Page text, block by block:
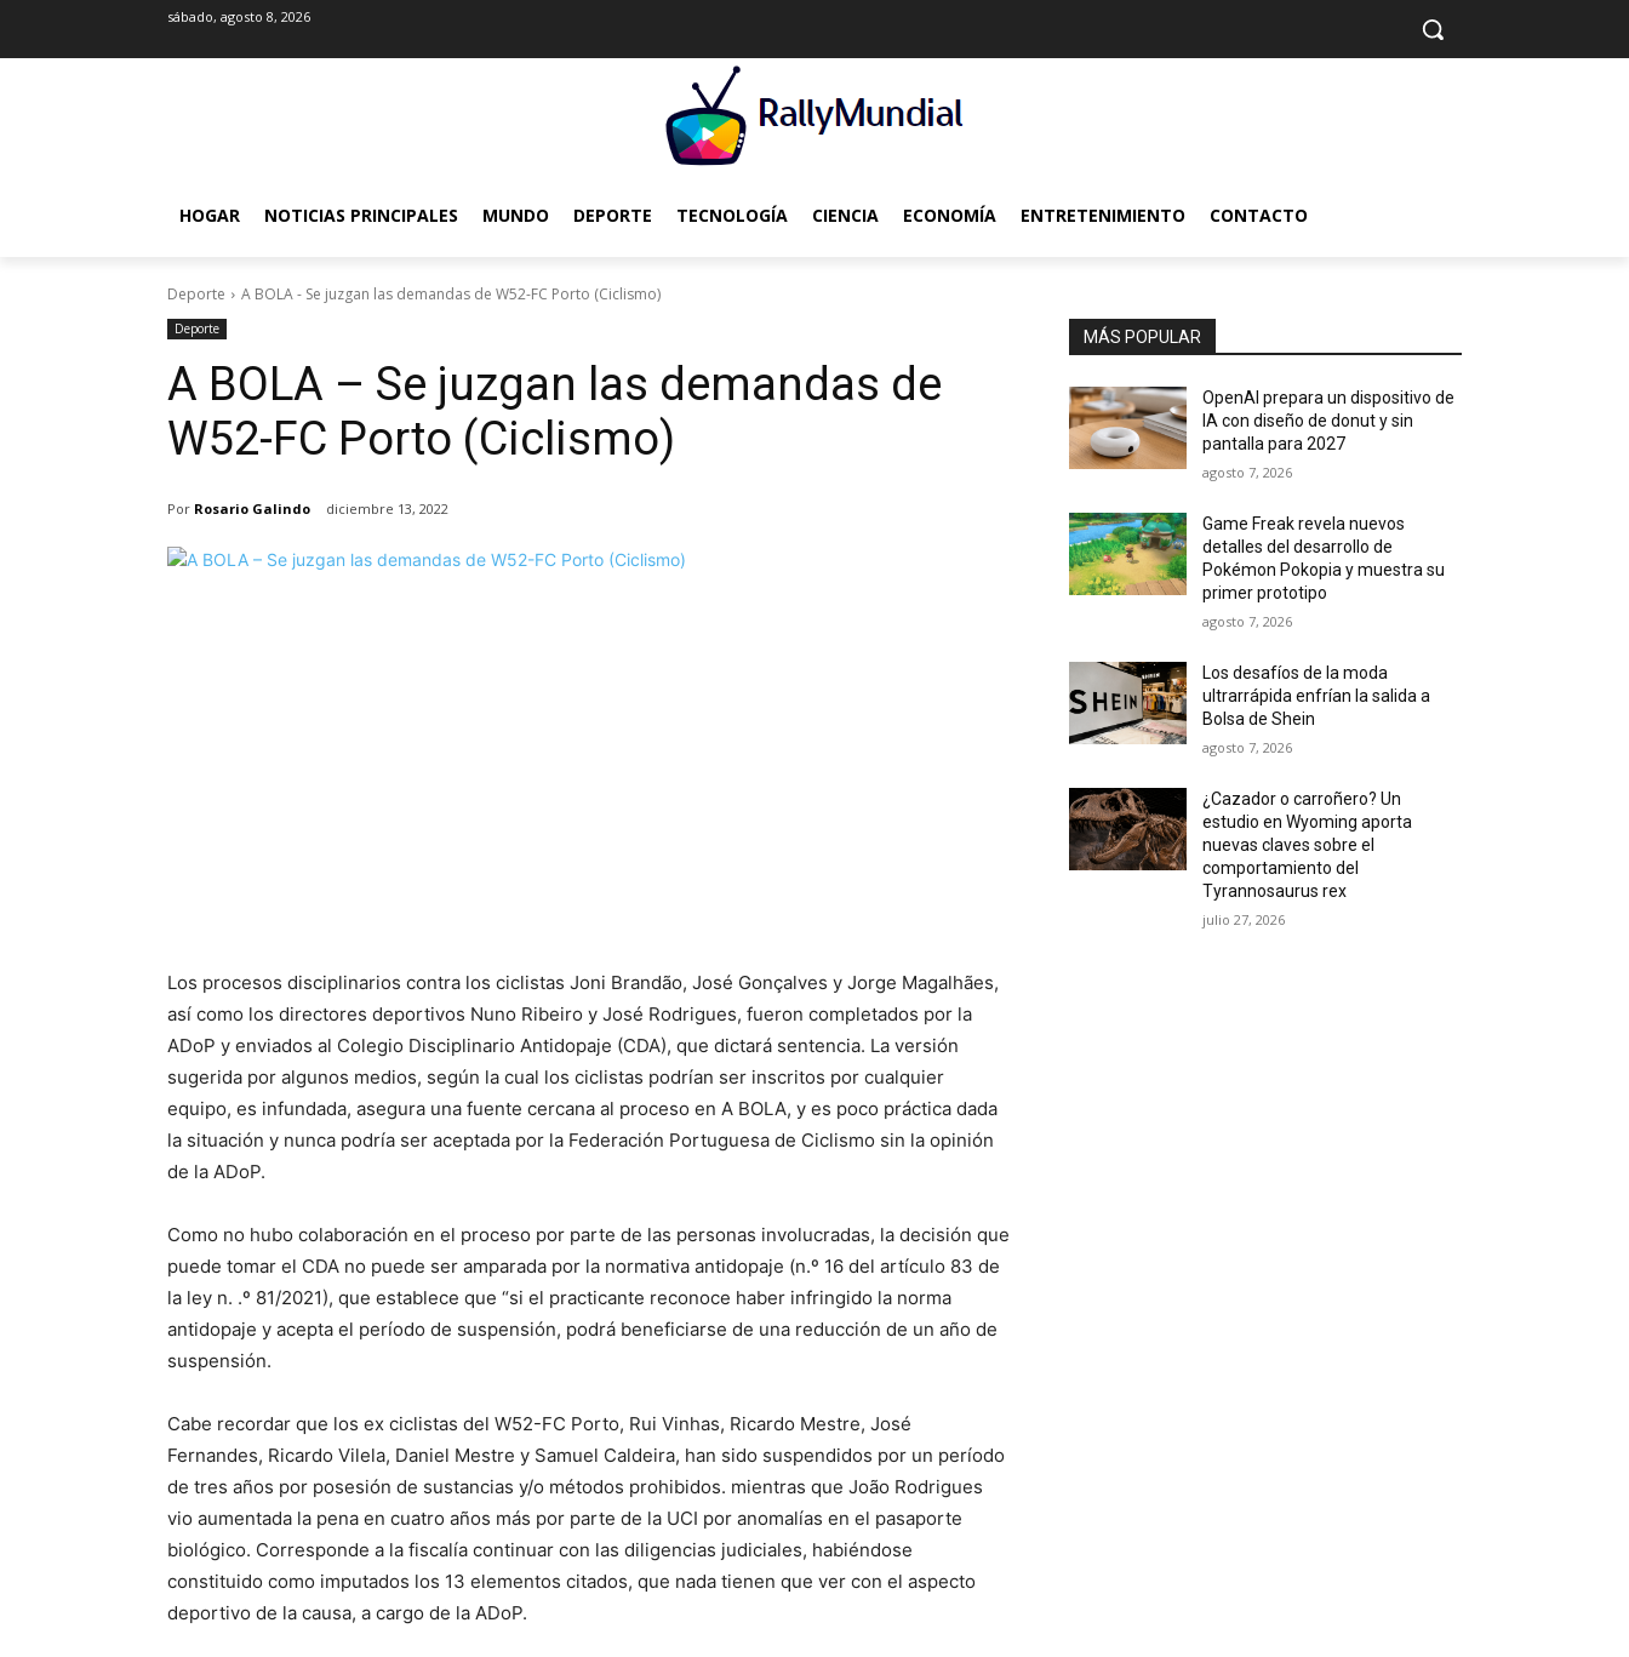
sábado, agosto 8, 2026
HOGAR NOTICIAS PRINCIPALES MUNDO DEPORTE TECNOLOGÍA CIENCIA ECONOMÍA ENTRETENIMIENTO CONTACTO
Deporte A BOLA - Se juzgan las demandas de W52-FC Porto (Ciclismo)
Deporte
A BOLA – Se juzgan las demandas de
W52-FC Porto (Ciclismo)
Por Rosario Galindo diciembre 13, 2022
Los procesos disciplinarios contra los ciclistas Joni Brandão, José Gonçalves y Jorge Magalhães,
así como los directores deportivos Nuno Ribeiro y José Rodrigues, fueron completados por la
ADoP y enviados al Colegio Disciplinario Antidopaje (CDA), que dictará sentencia. La versión
sugerida por algunos medios, según la cual los ciclistas podrían ser inscritos por cualquier
equipo, es infundada, asegura una fuente cercana al proceso en A BOLA, y es poco práctica dada
la situación y nunca podría ser aceptada por la Federación Portuguesa de Ciclismo sin la opinión
de la ADoP.
Como no hubo colaboración en el proceso por parte de las personas involucradas, la decisión que
puede tomar el CDA no puede ser amparada por la normativa antidopaje (n.º 16 del artículo 83 de
la ley n. .º 81/2021), que establece que “si el practicante reconoce haber infringido la norma
antidopaje y acepta el período de suspensión, podrá beneficiarse de una reducción de un año de
suspensión.
Cabe recordar que los ex ciclistas del W52-FC Porto, Rui Vinhas, Ricardo Mestre, José
Fernandes, Ricardo Vilela, Daniel Mestre y Samuel Caldeira, han sido suspendidos por un período
de tres años por posesión de sustancias y/o métodos prohibidos. mientras que João Rodrigues
vio aumentada la pena en cuatro años más por parte de la UCI por anomalías en el pasaporte
biológico. Corresponde a la fiscalía continuar con las diligencias judiciales, habiéndose
constituido como imputados los 13 elementos citados, que nada tienen que ver con el aspecto
deportivo de la causa, a cargo de la ADoP.
MÁS POPULAR
OpenAI prepara un dispositivo de
IA con diseño de donut y sin
pantalla para 2027
agosto 7, 2026
Game Freak revela nuevos
detalles del desarrollo de
Pokémon Pokopia y muestra su
primer prototipo
agosto 7, 2026
Los desafíos de la moda
ultrarrápida enfrían la salida a
Bolsa de Shein
agosto 7, 2026
¿Cazador o carroñero? Un
estudio en Wyoming aporta
nuevas claves sobre el
comportamiento del
Tyrannosaurus rex
julio 27, 2026